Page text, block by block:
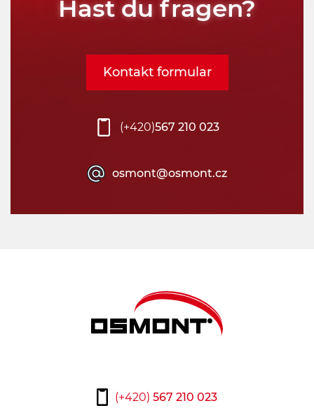
Hast du fragen?
(+420)567 210 023
osmont@osmont.cz
Kontakt formular
(+420) 567 210 023